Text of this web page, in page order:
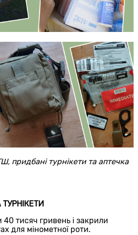
придбані турнікети та аптечка
ТУРНІКЕТИ
40 тисяч гривень і закрили
для мінометної роти.